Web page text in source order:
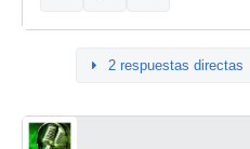
2 respuestas directas